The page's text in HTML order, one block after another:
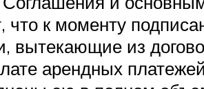
что к моменту
вытекающие из
арендных